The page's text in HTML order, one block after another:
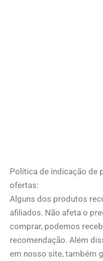
Política de indicação de
ofertas:
Alguns dos produtos
afiliados. Não afeta o
comprar, podemos
recomendação. Além
em nosso site, também